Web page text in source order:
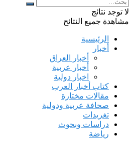
لا توجد نتائج
مشاهدة جميع النتائح
الرئيسية
أخبار
أخبار العراق
أخبار عربية
اخبار دولية
كتاب أخبار العرب
مقالات مختارة
صحافة عربية ودولية
تغريدات
دراسات وبحوث
رياضة